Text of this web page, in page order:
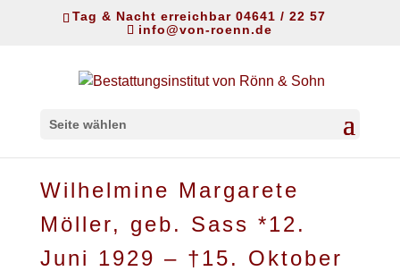
Tag & Nacht erreichbar 04641 / 22 57
info@von-roenn.de
Seite wählen
Wilhelmine Margarete
Möller, geb. Sass *12.
Juni 1929 – †15. Oktober